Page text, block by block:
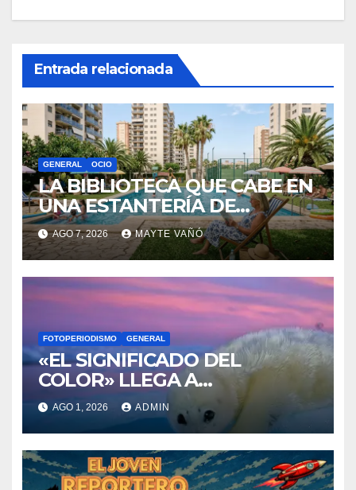
Entrada relacionada
GENERAL OCIO
LA BIBLIOTECA QUE CABE EN
UNA ESTANTERÍA DE
WALLAPOP
AGO 7, 2026 MAYTE VAÑÓ
FOTOPERIODISMO GENERAL
«EL SIGNIFICADO DEL
COLOR» LLEGA A
VILLAJOYOSA
AGO 1, 2026 ADMIN